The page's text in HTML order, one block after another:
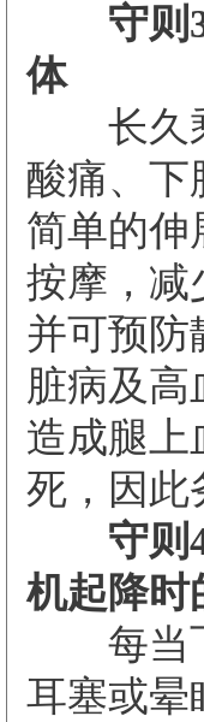
守则
体
长久乘
酸痛、下
简单的伸
按摩，减
并可预防
脏病及
造成腿上
死，因此
守则4
机起降时
每当飞
耳塞或晕